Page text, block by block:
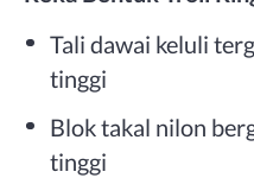
Tali dawai keluli
tinggi
Blok takal nilon
tinggi